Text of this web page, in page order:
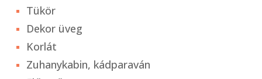
Tükör
Dekor üveg
Korlát
Zuhanykabin, kádparaván